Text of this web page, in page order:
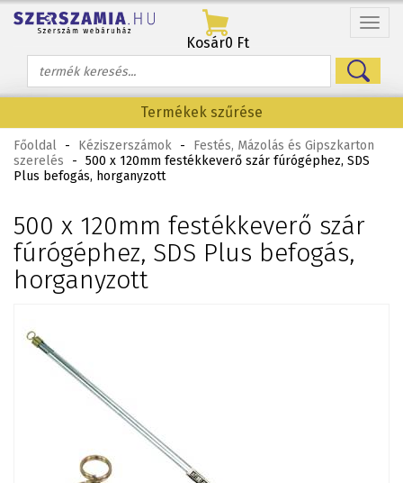
Menü
Kosár0 Ft
Termékek szűrése
Főoldal - Kéziszerszámok -
Festés, Mázolás és Gipszkarton
szerelés
- 500 x 120mm festékkeverő szár fúrógéphez, SDS
Plus befogás, horganyzott
500 x 120mm festékkeverő szár
fúrógéphez, SDS Plus befogás,
horganyzott